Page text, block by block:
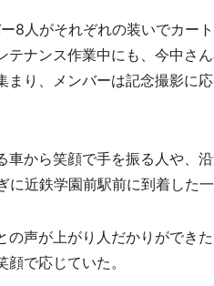
人がそれぞれの装いでカート
テナンス作業中にも、今中さ
まり、メンバーは記念撮影に
から笑顔で手を振る人や、
近鉄学園前駅前に到着した一
声が上がり人だかりができ
で応じていた。